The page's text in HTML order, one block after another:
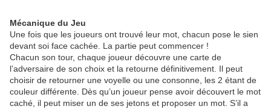
Mécanique du Jeu
Une fois que les joueurs ont trouvé leur mot, chacun pose le sien
devant soi face cachée. La partie peut commencer !
Chacun son tour, chaque joueur découvre une carte de
l’adversaire de son choix et la retourne définitivement. Il peut
choisir de retourner une voyelle ou une consonne, les 2 étant de
couleur différente. Dès qu’un joueur pense avoir découvert le mot
caché, il peut miser un de ses jetons et proposer un mot. S’il a